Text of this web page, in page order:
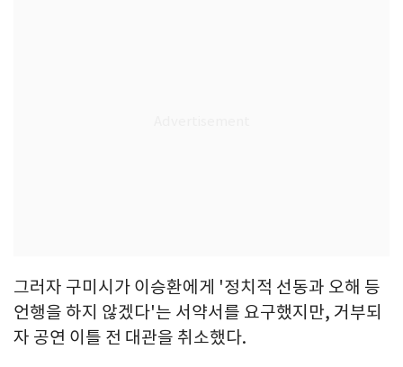
그러자 구미시가 이승환에게 '정치적 선동과 오해 등
언행을 하지 않겠다'는 서약서를 요구했지만, 거부되
자 공연 이틀 전 대관을 취소했다.